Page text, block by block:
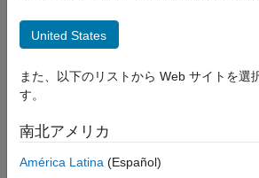
Author Blocks Using C MEX S-Functions
Configure C/C++ S-Function Features
ssSetStateAbsTol
Syntax
Syntax
void ssSetStateAbsTol(SimStruct
SimStruct that represents an
United States
また、以下のリストから Web サイトを選
す。
南北アメリカ
América Latina (Español)